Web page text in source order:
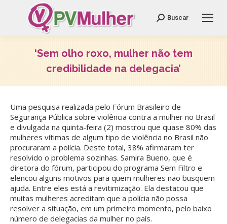
Search:
Buscar
‘Sem olho roxo, mulher não tem
credibilidade na delegacia’
Uma pesquisa realizada pelo Fórum Brasileiro de
Segurança Pública sobre violência contra a mulher no Brasil
e divulgada na quinta-feira (2) mostrou que quase 80% das
mulheres vítimas de algum tipo de violência no Brasil não
procuraram a polícia. Deste total, 38% afirmaram ter
resolvido o problema sozinhas. Samira Bueno, que é
diretora do fórum, participou do programa Sem Filtro e
elencou alguns motivos para quem mulheres não busquem
ajuda. Entre eles está a revitimização. Ela destacou que
muitas mulheres acreditam que a polícia não possa
resolver a situação, em um primeiro momento, pelo baixo
número de delegacias da mulher no país.